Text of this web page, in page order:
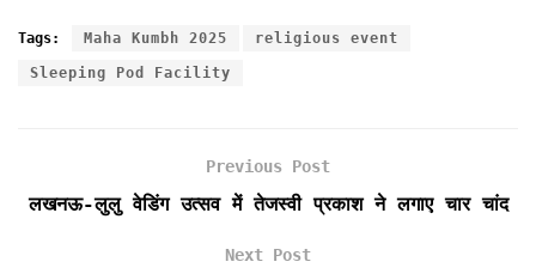
c
i
a
i
a
t
i
n
i
e
d
a
Tags: Maha Kumbh 2025 religious event
Sleeping Pod Facility
Previous Post
लखनऊ-लुलु वेडिंग उत्सव में तेजस्वी प्रकाश ने लगाए चार चांद
Next Post